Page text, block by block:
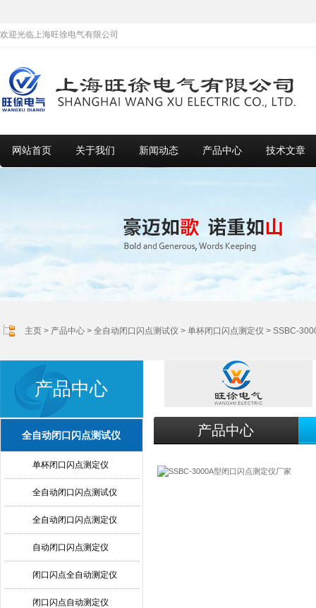
欢迎光临上海旺徐电气有限公司
网站首页 关于我们 新闻动态 产品中心 技术文章
主页 > 产品中心 > 全自动闭口闪点测试仪 > 单杯闭口闪点测定仪 > SSBC-
产品中心
全自动闭口闪点测试仪
单杯闭口闪点测定仪
全自动闭口闪点测试仪
全自动闭口闪点测定仪
自动闭口闪点测定仪
闭口闪点全自动测定仪
闭口闪点自动测定仪
产品中心